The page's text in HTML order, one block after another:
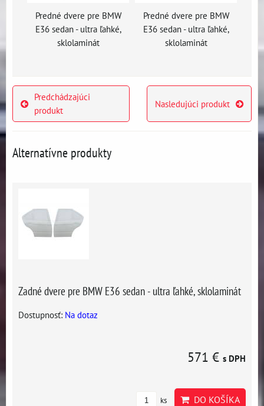
Predné dvere pre BMW
E36 sedan - ultra ľahké,
sklolaminát
Predné dvere pre BMW
E36 sedan - ultra ľahké,
sklolaminát
Predchádzajúci
produkt
Nasledujúci produkt
Alternatívne produkty
Zadné dvere pre BMW E36 sedan - ultra ľahké, sklolaminát
Dostupnosť: Na dotaz
571 € s DPH
ks DO KOŠÍKA